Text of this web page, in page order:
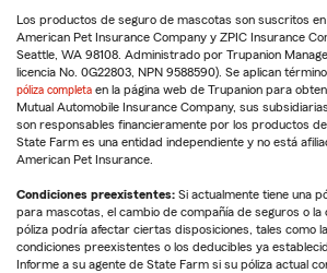
Los productos de seguro de mascotas son suscritos
American Pet Insurance Company y ZPIC Insurance
Seattle, WA 98108. Administrado por Trupanion
licencia No. 0G22803, NPN 9588590). Se aplican
póliza completa en la página web de Trupanion para
Mutual Automobile Insurance Company, sus
son responsables financieramente por los productos
State Farm es una entidad independiente y no está
American Pet Insurance.
Condiciones preexistentes: Si actualmente tiene una
para mascotas, el cambio de compañía de seguros o la
póliza podría afectar ciertas disposiciones, tales como
condiciones preexistentes o los deducibles ya
Informe a su agente de State Farm si su póliza actual